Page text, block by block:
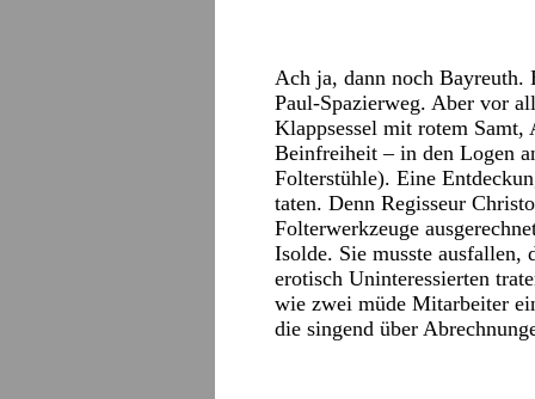
Ach ja, dann noch Bayreuth.
Paul-Spazierweg. Aber vor
Klappsessel mit rotem Samt,
Beinfreiheit – in den Logen
Folterstühle). Eine
taten. Denn Regisseur
Folterwerkzeuge
Isolde. Sie musste
erotisch Uninteressierten
wie zwei müde Mitarbeiter
die singend über